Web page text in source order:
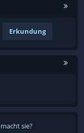
Erkundung
sie?